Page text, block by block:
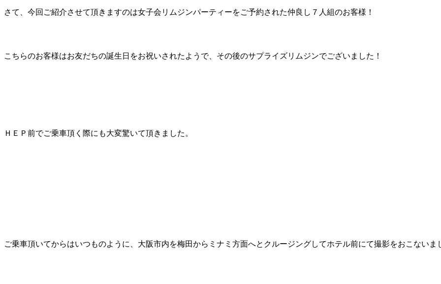
さて、今回ご紹介させて頂きますのは女子会リムジンパーティーをご予約された仲良し７人組のお客様！
こちらのお客様はお友だちの誕生日をお祝いされたようで、その後のサプライズリムジンでございました！
ＨＥＰ前でご乗車頂く際にも大変驚いて頂きました。
ご乗車頂いてからはいつものように、大阪市内を梅田からミナミ方面へとクルージングしてホテル前にて撮影をおこないま